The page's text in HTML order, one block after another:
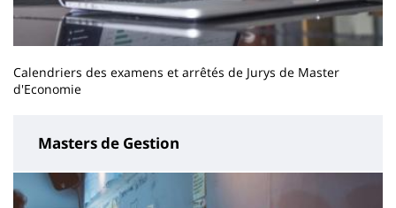
Calendriers des examens et arrêtés de Jurys de Master
d'Economie
Masters de Gestion